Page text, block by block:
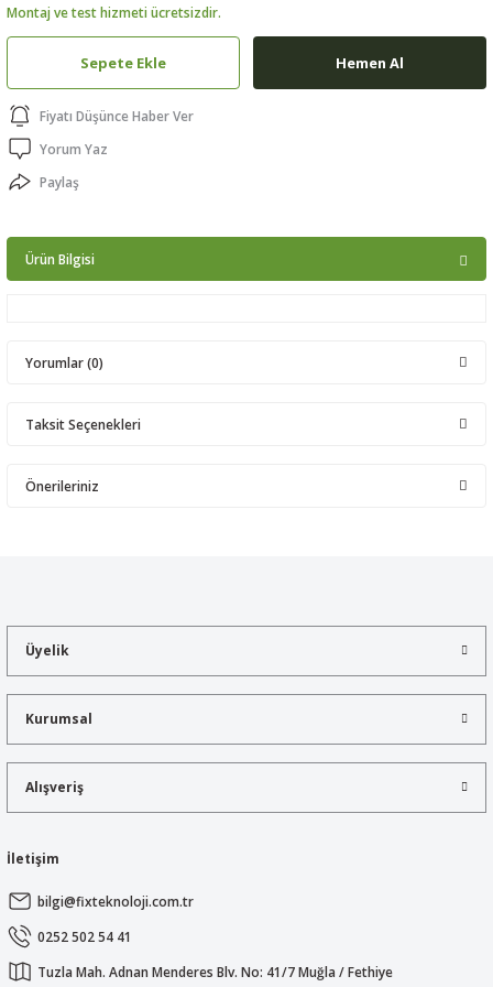
Montaj ve test hizmeti ücretsizdir.
Sepete Ekle Hemen Al
Fiyatı Düşünce Haber Ver
Yorum Yaz
Paylaş
Ürün Bilgisi
Yorumlar (0)
Taksit Seçenekleri
Önerileriniz
Ürün açıklamasında eksik bilgiler bulunuyor.
Ürün bilgilerinde hatalar bulunuyor.
Bu ürüne benzer farklı alternatifler olmalı.
Üyelik
Kurumsal
Alışveriş
İletişim
bilgi@fixteknoloji.com.tr
0252 502 54 41
Tuzla Mah. Adnan Menderes Blv. No: 41/7 Muğla / Fethiye